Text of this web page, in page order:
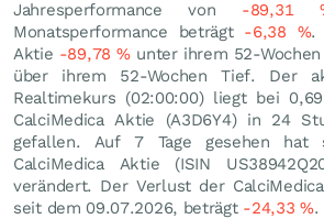
Jahresperformance von -89,31
Monatsperformance beträgt -6,38 %.
Aktie -89,78%unter ihrem 52-Wochen
über ihrem 52-Wochen Tief. Der
Realtimekurs (02:00:00) liegt bei
CalciMedica Aktie (A3D6Y4) in 24
gefallen. Auf 7 Tage gesehen
CalciMedica Aktie (ISIN
verändert. Der Verlust der
seit dem 09.07.2026, beträgt -24,33%.